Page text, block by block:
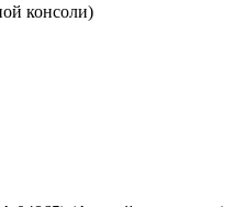
консоли)